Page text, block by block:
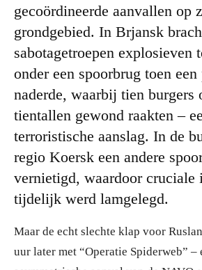
gecoördineerde aanvallen op
grondgebied. In Brjansk
sabotagetroepen explosieven
onder een spoorbrug toen een
naderde, waarbij tien burgers
tientallen gewond raakten –
terroristische aanslag. In de
regio Koersk een andere
vernietigd, waardoor cruciale
tijdelijk werd lamgelegd.
Maar de echt slechte klap voor
uur later met “Operatie Spiderweb” –